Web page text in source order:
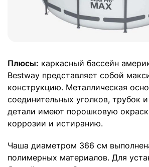
Плюсы: каркасный бассейн
Bestway представляет собой
конструкцию. Металлическая
соединительных уголков, трубок
детали имеют порошковую
коррозии и истиранию.
Чаша диаметром 366 см
полимерных материалов. Для